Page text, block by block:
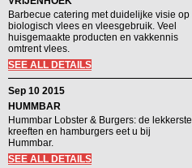
Barbecue catering met duidelijke visie op
biologisch vlees en vleesgebruik. Veel
huisgemaakte producten en vakkennis
omtrent vlees.
SEE ALL DETAILS
Sep 10 2015
HUMMBAR
Hummbar Lobster & Burgers: de lekkerste
kreeften en hamburgers eet u bij
Hummbar.
SEE ALL DETAILS